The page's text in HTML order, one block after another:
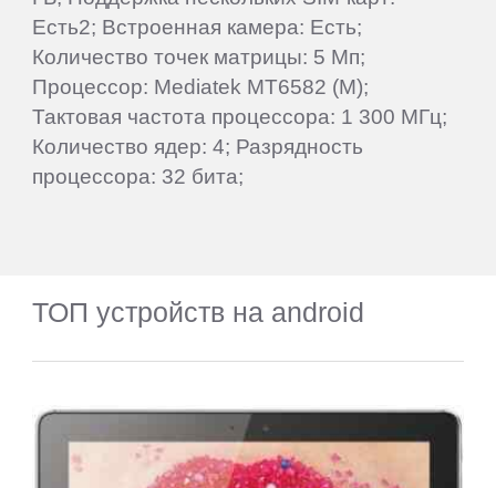
Есть2; Встроенная камера: Есть;
Количество точек матрицы: 5 Мп;
Процессор: Mediatek MT6582 (M);
Тактовая частота процессора: 1 300 МГц;
Количество ядер: 4; Разрядность
процессора: 32 бита;
ТОП устройств на android